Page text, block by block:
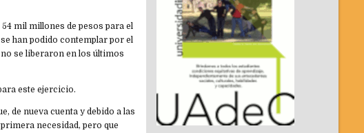
mil millones de pesos para el
han podido contemplar por el
se liberaron en los últimos
este ejercicio.
de nueva cuenta y debido a las
necesidad, pero que